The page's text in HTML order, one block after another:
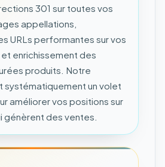
301 sur toutes vos
appellations,
URLs performantes sur vos
enrichissement des
produits. Notre
systématiquement un volet
améliorer vos positions sur
génèrent des ventes.